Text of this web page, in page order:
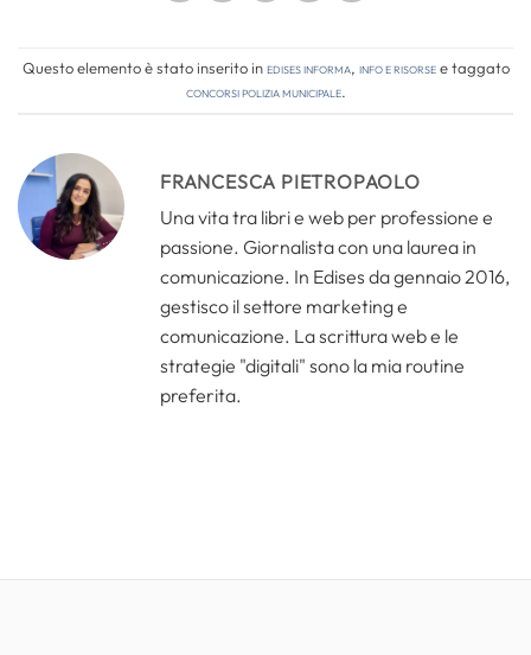
Questo elemento è stato inserito inEdises informa, Info e risorsee taggato
concorsi polizia municipale.
FRANCESCA PIETROPAOLO
Una vita tra libri e web per professione e
passione. Giornalista con una laurea in
comunicazione. In Edises da gennaio 2016,
gestisco il settore marketing e
comunicazione. La scrittura web e le
strategie "digitali" sono la mia routine
preferita.